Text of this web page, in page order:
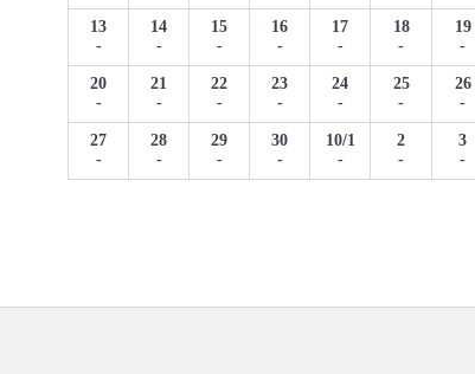
13
-
14
-
15
-
16
-
17
-
18
-
19
-
20
-
21
-
22
-
23
-
24
-
25
-
26
-
27
-
28
-
29
-
30
-
10/1
-
2
-
3
-